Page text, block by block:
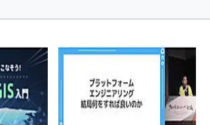
ム貢献～仲間と築いた勝利の絆～ (2315)
びり旅する晴山佳須夫のヒント集！ (2037)